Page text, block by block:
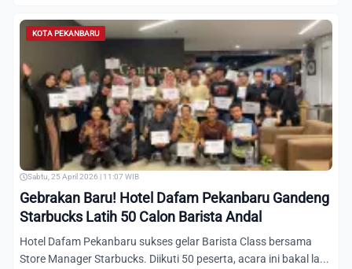
KOTA PEKANBARU
Sabtu, 25 April 2026 | 11:07 WIB
Gebrakan Baru! Hotel Dafam Pekanbaru Gandeng
Starbucks Latih 50 Calon Barista Andal
Hotel Dafam Pekanbaru sukses gelar Barista Class bersama
Store Manager Starbucks. Diikuti 50 peserta, acara ini bakal la...